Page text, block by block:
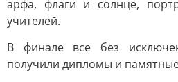
арфа, флаги и солнце,
учителей.
В финале все без
получили дипломы и